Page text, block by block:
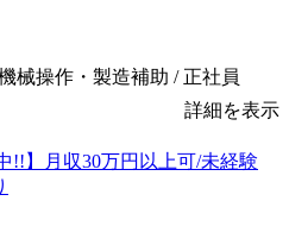
械操作・製造補助 / 正社員
詳細を表示